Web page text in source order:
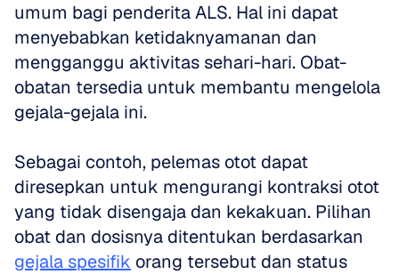
umum bagi penderita ALS. Hal ini dapat
menyebabkan ketidaknyamanan dan
mengganggu aktivitas sehari-hari. Obat-
obatan tersedia untuk membantu mengelola
gejala-gejala ini.
Sebagai contoh, pelemas otot dapat
diresepkan untuk mengurangi kontraksi otot
yang tidak disengaja dan kekakuan. Pilihan
gejala spesifik